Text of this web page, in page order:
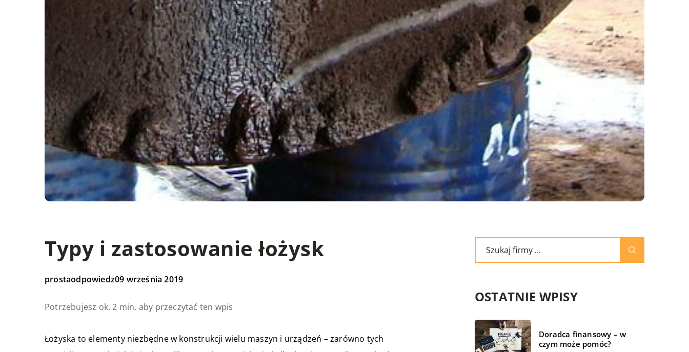
Typy i zastosowanie łożysk
prostaodpowiedz09 września 2019
Potrzebujesz ok. 2 min. aby przeczytać ten wpis
Łożyska to elementy niezbędne w konstrukcji wielu maszyn i urządzeń – zarówno tych
OSTATNIE WPISY
Doradca finansowy – w
czym może pomóc?